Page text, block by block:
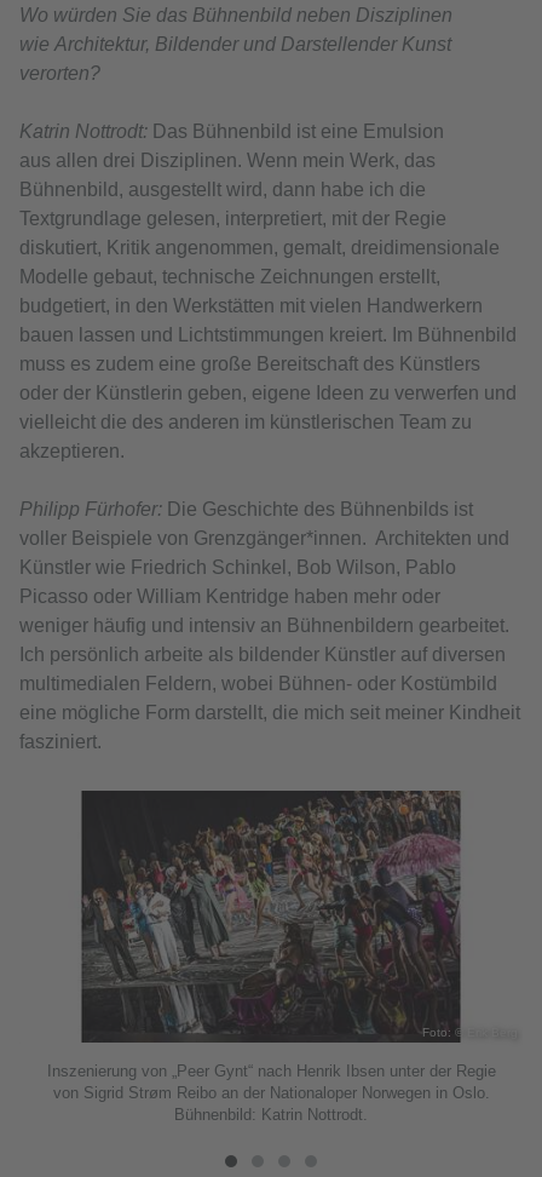
Wo würden Sie das Bühnenbild neben Disziplinen
wie Architektur, Bildender und Darstellender Kunst
verorten?
Katrin Nottrodt: Das Bühnenbild ist eine Emulsion
aus allen drei Disziplinen. Wenn mein Werk, das
Bühnenbild, ausgestellt wird, dann habe ich die
Textgrundlage gelesen, interpretiert, mit der Regie
diskutiert, Kritik angenommen, gemalt, dreidimensionale
Modelle gebaut, technische Zeichnungen erstellt,
budgetiert, in den Werkstätten mit vielen Handwerkern
bauen lassen und Lichtstimmungen kreiert. Im Bühnenbild
muss es zudem eine große Bereitschaft des Künstlers
oder der Künstlerin geben, eigene Ideen zu verwerfen und
vielleicht die des anderen im künstlerischen Team zu
akzeptieren.
Philipp Fürhofer: Die Geschichte des Bühnenbilds ist
voller Beispiele von Grenzgänger*innen. Architekten und
Künstler wie Friedrich Schinkel, Bob Wilson, Pablo
Picasso oder William Kentridge haben mehr oder
weniger häufig und intensiv an Bühnenbildern gearbeitet.
Ich persönlich arbeite als bildender Künstler auf diversen
multimedialen Feldern, wobei Bühnen- oder Kostümbild
eine mögliche Form darstellt, die mich seit meiner Kindheit
fasziniert.
Foto: © Erik Berg
Inszenierung von „Peer Gynt“ nach Henrik Ibsen unter der Regie
von Sigrid Strøm Reibo an der Nationaloper Norwegen in Oslo.
Bühnenbild: Katrin Nottrodt.